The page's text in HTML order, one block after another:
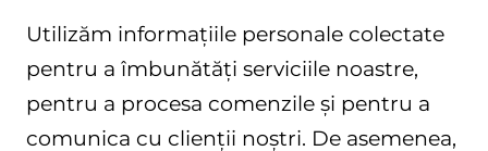
Utilizăm informațiile personale colectate
pentru a îmbunătăți serviciile noastre,
pentru a procesa comenzile și pentru a
comunica cu clienții noștri. De asemenea,